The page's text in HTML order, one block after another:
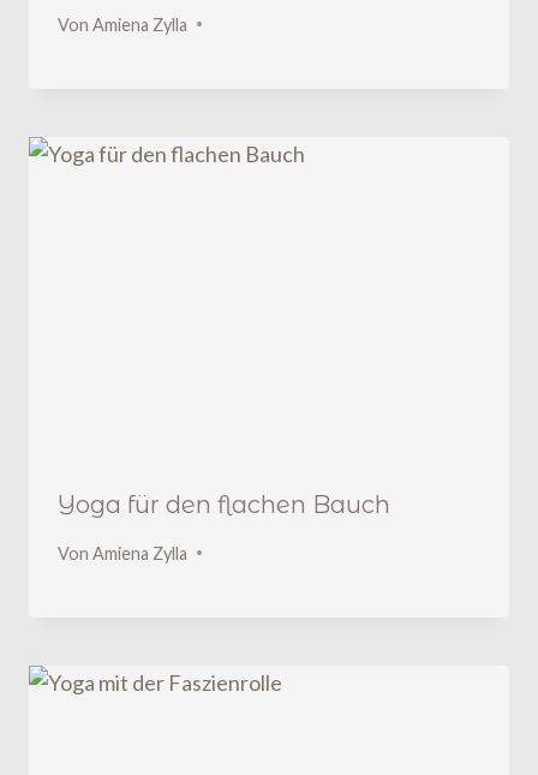
Von Amiena Zylla
Yoga für den flachen Bauch
Von Amiena Zylla